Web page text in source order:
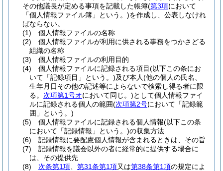
その他議長が定める事項を記載した帳簿(第3項において
「個人情報ファイル簿」という。)を作成し、公表しなけれ
ばならない。
(1)
個人情報ファイルの名称
(2)
個人情報ファイルが利用に供される事務をつかさどる
組織の名称
(3)
個人情報ファイルの利用目的
(4)
個人情報ファイルに記録される項目(以下この条にお
いて「記録項目」という。)及び本人(他の個人の氏名、
生年月日その他の記述等によらないで検索し得る者に限
る。 次項第1号オにおいて同じ。)として個人情報ファイ
ルに記録される個人の範囲(次項第2号において「記録範
囲」という。)
(5)
個人情報ファイルに記録される個人情報(以下この条
において「記録情報」という。)の収集方法
(6)
記録情報に要配慮個人情報が含まれるときは、その旨
(7)
記録情報を議会以外の者に経常的に提供する場合に
は、その提供先
(8)
次条第1項 第31条第1項又は第38条第1項の規定によ